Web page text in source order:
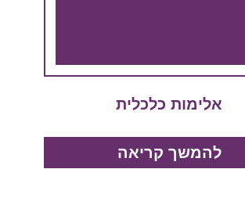
אלימות כלכלית
להמשך קריאה